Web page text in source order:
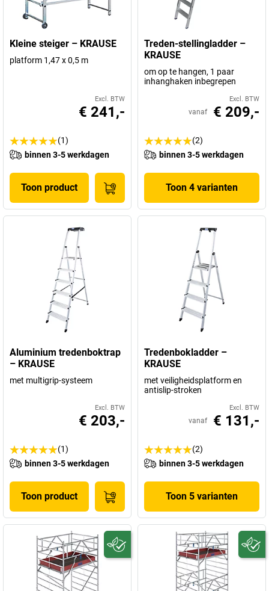
Kleine steiger – KRAUSE
platform 1,47 x 0,5 m
Excl. BTW
€ 241,-
(1)
binnen 3-5 werkdagen
Toon product
Treden-stellingladder –
KRAUSE
om op te hangen, 1 paar
inhanghaken inbegrepen
Excl. BTW
vanaf € 209,-
(2)
binnen 3-5 werkdagen
Toon 4 varianten
Aluminium tredenboktrap
– KRAUSE
met multigrip-systeem
Excl. BTW
€ 203,-
(1)
binnen 3-5 werkdagen
Toon product
Tredenbokladder –
KRAUSE
met veiligheidsplatform en
antislip-stroken
Excl. BTW
vanaf € 131,-
(2)
binnen 3-5 werkdagen
Toon 5 varianten